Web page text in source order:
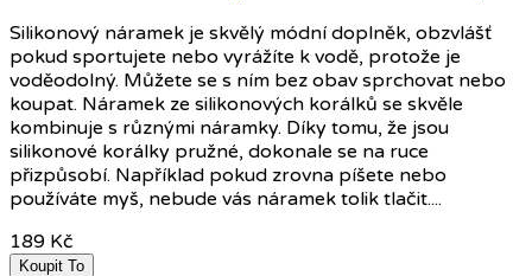
Silikonový náramek je skvělý módní doplněk, obzvlášť
pokud sportujete nebo vyrážíte k vodě, protože je
voděodolný. Můžete se s ním bez obav sprchovat nebo
koupat. Náramek ze silikonových korálků se skvěle
kombinuje s různými náramky. Díky tomu, že jsou
silikonové korálky pružné, dokonale se na ruce
přizpůsobí. Například pokud zrovna píšete nebo
používáte myš, nebude vás náramek tolik tlačit....
189 Kč
Koupit To